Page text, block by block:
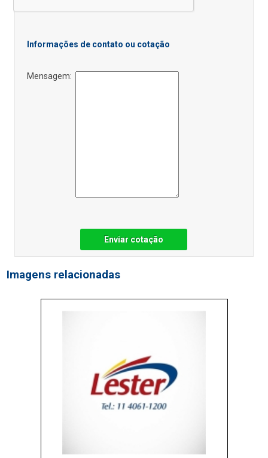
Informações de contato ou cotação
Mensagem:
Enviar cotação
Imagens relacionadas